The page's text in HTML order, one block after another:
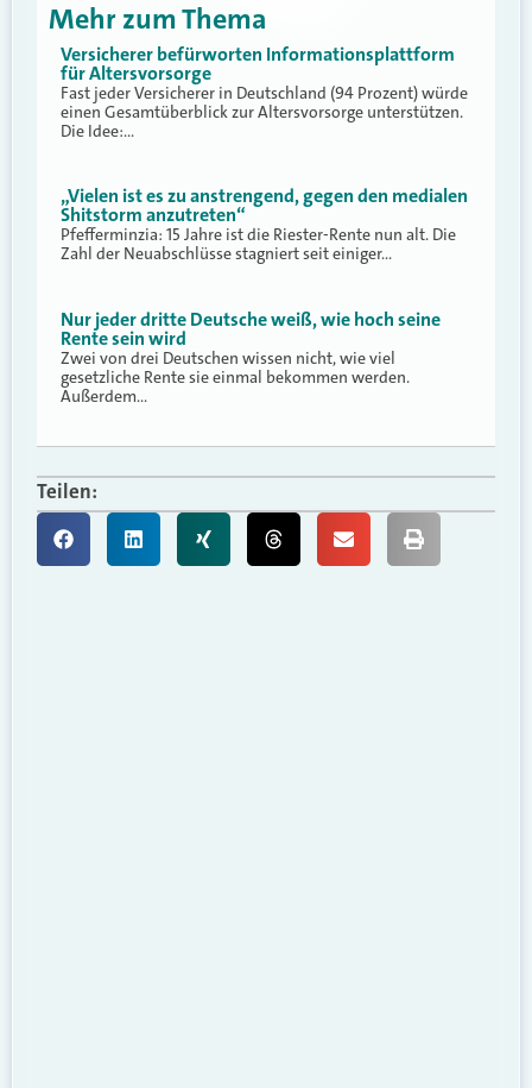
Mehr zum Thema
Versicherer befürworten Informationsplattform
für Altersvorsorge
Fast jeder Versicherer in Deutschland (94 Prozent) würde
einen Gesamtüberblick zur Altersvorsorge unterstützen.
Die Idee:…
„Vielen ist es zu anstrengend, gegen den medialen
Shitstorm anzutreten“
Pfefferminzia: 15 Jahre ist die Riester-Rente nun alt. Die
Zahl der Neuabschlüsse stagniert seit einiger…
Nur jeder dritte Deutsche weiß, wie hoch seine
Rente sein wird
Zwei von drei Deutschen wissen nicht, wie viel
gesetzliche Rente sie einmal bekommen werden.
Außerdem…
Teilen: